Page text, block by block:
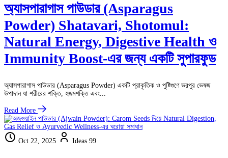
অ্যাসপারাগাস পাউডার (Asparagus
Powder) Shatavari, Shotomul:
Natural Energy, Digestive Health ও
Immunity Boost-এর জন্য একটি সুপারফুড
অ্যাসপারাগাস পাউডার (Asparagus Powder) একটি প্রাকৃতিক ও পুষ্টিগুণে ভরপুর ভেষজ
উপাদান যা শরীরের শক্তি, হজমশক্তি এবং...
Read More
Oct 22, 2025 Ideas 99